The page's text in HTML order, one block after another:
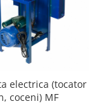
electrica (tocator
coceni) MF